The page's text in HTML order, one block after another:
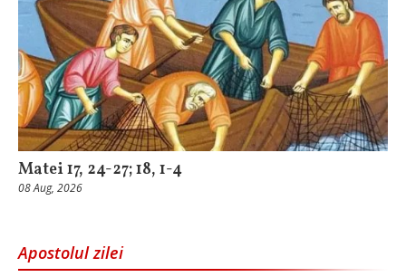
Matei 17, 24-27; 18, 1-4
08 Aug, 2026
Apostolul zilei